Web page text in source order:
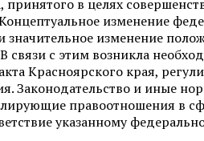
принятого в целях
изменение
значительное изменение
связи с этим возникла
Красноярского края,
Законодательство и иные
правоотношения в
указанному